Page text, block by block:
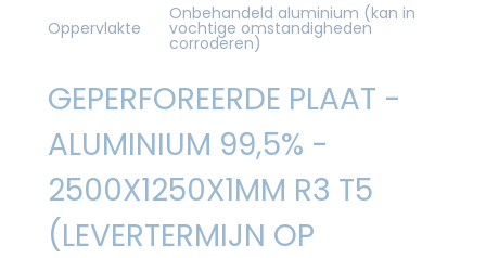
Oppervlakte
Onbehandeld aluminium (kan in
vochtige omstandigheden
corroderen)
GEPERFOREERDE PLAAT -
ALUMINIUM 99,5% -
2500X1250X1MM R3 T5
(LEVERTERMIJN OP